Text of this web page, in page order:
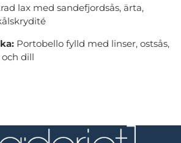
lax med sandefjordsås, ärta,
Portobello fylld med linser, ostsås,
dill